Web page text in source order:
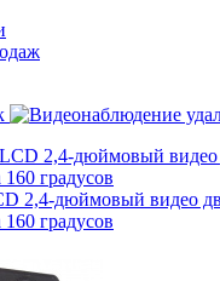
2,4-дюймовый видео
160 градусов